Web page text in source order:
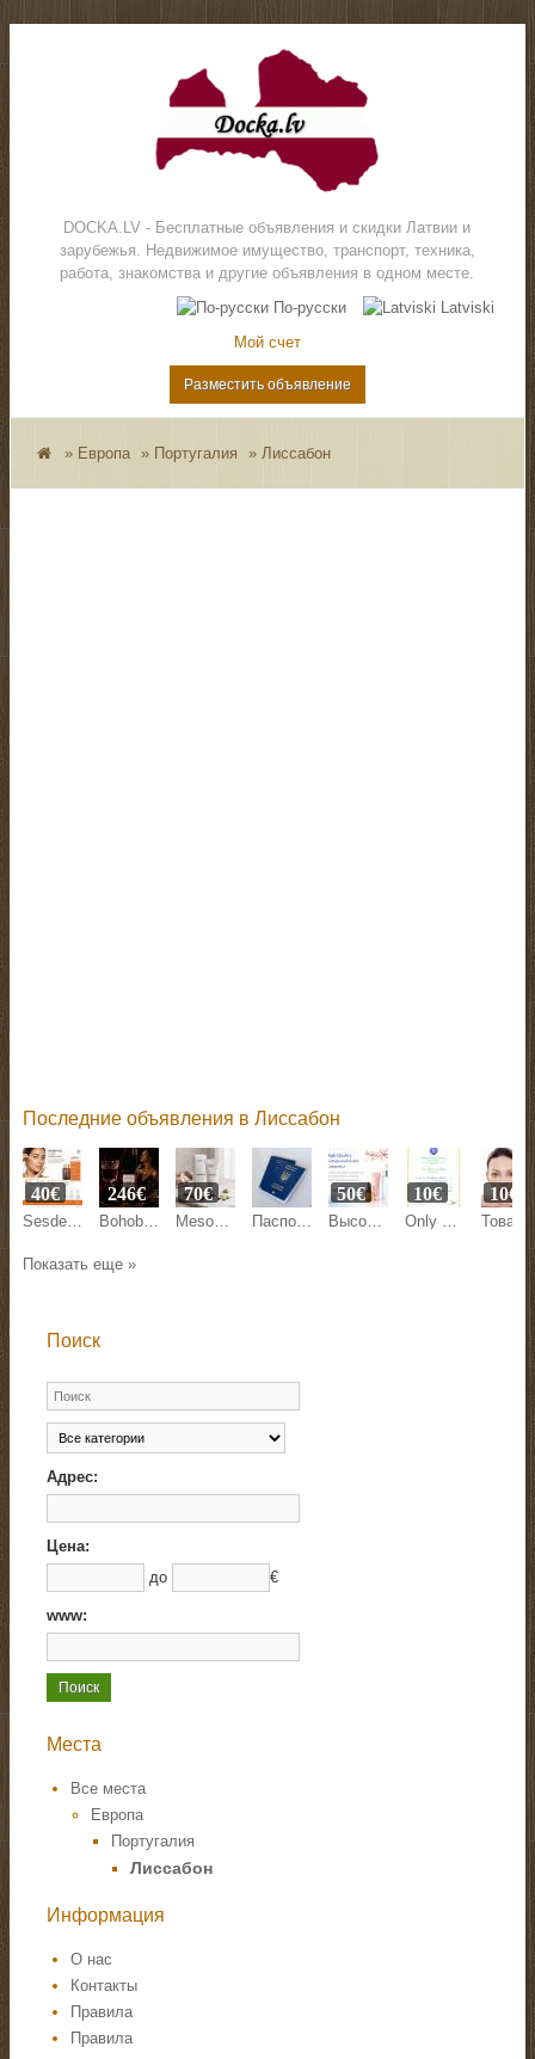
DOCKA.LV - Бесплатные объявления и скидки Латвии и
зарубежья. Недвижимое имущество, транспорт, техника,
работа, знакомства и другие объявления в одном месте.
По-русски
Latviski
Мой счет
Разместить объявление
» Европа » Португалия »Лиссабон
Последние объявления в Лиссабон
Sesderma C-Vit Liposomal Serum 30 ml
40€
Bohoboco Wet Cherry Liquor Eau de Parfum
246€
Mesoestetic Bodyshock Celluxpert 200 ml
70€
Паспорт Украины, ID-карта Высококачественная европейская и азиатская косметика от Beyston
50€
Only human translations of business, medical, technical and other documents.
10€ 10€
Показать еще »
Поиск
Адрес:
Цена:
до
€
www:
Места
Все места
Европа
Португалия
Лиссабон
Информация
О нас
Контакты
Правила
Правила